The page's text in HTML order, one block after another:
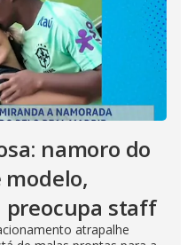
namoro do
modelo,
preocupa staff
atrapalhe